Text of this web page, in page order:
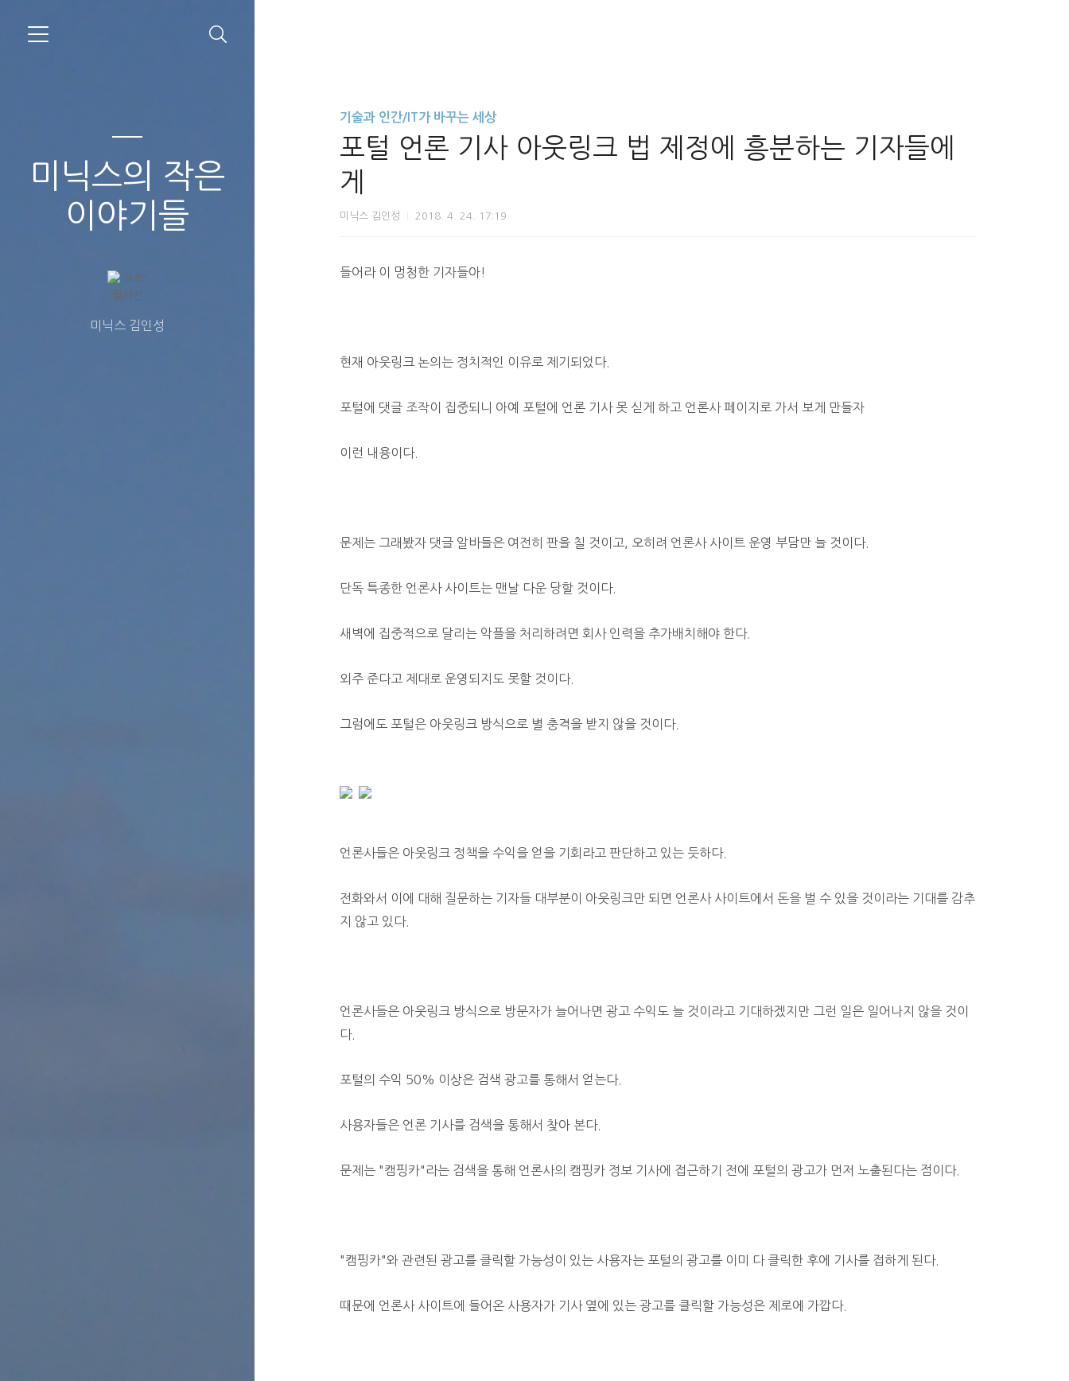
미닉스의 작은
이야기들
미닉스 김인성
기술과 인간/IT가 바꾸는 세상
포털 언론 기사 아웃링크 법 제정에 흥분하는 기자들에
게
미닉스 김인성 2018. 4. 24. 17:19
들어라 이 멍청한 기자들아!
현재 아웃링크 논의는 정치적인 이유로 제기되었다.
포털에 댓글 조작이 집중되니 아예 포털에 언론 기사 못 싣게 하고 언론사 페이지로 가서 보게 만들자
이런 내용이다.
문제는 그래봤자 댓글 알바들은 여전히 판을 칠 것이고, 오히려 언론사 사이트 운영 부담만 늘 것이다.
단독 특종한 언론사 사이트는 맨날 다운 당할 것이다.
새벽에 집중적으로 달리는 악플을 처리하려면 회사 인력을 추가배치해야 한다.
외주 준다고 제대로 운영되지도 못할 것이다.
그럼에도 포털은 아웃링크 방식으로 별 충격을 받지 않을 것이다.
언론사들은 아웃링크 정책을 수익을 얻을 기회라고 판단하고 있는 듯하다.
전화와서 이에 대해 질문하는 기자들 대부분이 아웃링크만 되면 언론사 사이트에서 돈을 벌 수 있을 것이라는 기대를 감추
지 않고 있다.
언론사들은 아웃링크 방식으로 방문자가늘어나면 광고 수익도 늘 것이라고 기대하겠지만 그런 일은 일어나지 않을 것이
다.
포털의 수익 50% 이상은 검색 광고를 통해서 얻는다.
사용자들은 언론 기사를 검색을 통해서 찾아 본다.
문제는 "캠핑카"라는 검색을 통해 언론사의 캠핑카 정보 기사에 접근하기 전에 포털의 광고가 먼저 노출된다는 점이다.
"캠핑카"와 관련된 광고를 클릭할 가능성이 있는 사용자는 포털의 광고를 이미 다 클릭한 후에 기사를 접하게 된다.
때문에 언론사 사이트에 들어온 사용자가 기사 옆에 있는 광고를 클릭할 가능성은 제로에 가깝다.